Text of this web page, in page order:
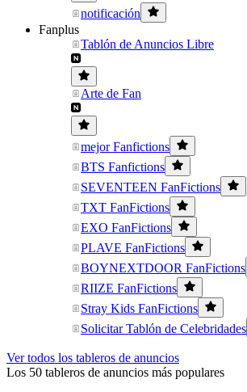
notificación
Fanplus
Tablón de Anuncios Libre
Arte de Fan
mejor Fanfictions
BTS Fanfictions
SEVENTEEN FanFictions
TXT FanFictions
EXO FanFictions
PLAVE FanFictions
BOYNEXTDOOR FanFictions
RIIZE FanFictions
Stray Kids FanFictions
Solicitar Tablón de Celebridades
Ver todos los tableros de anuncios
Los 50 tableros de anuncios más populares